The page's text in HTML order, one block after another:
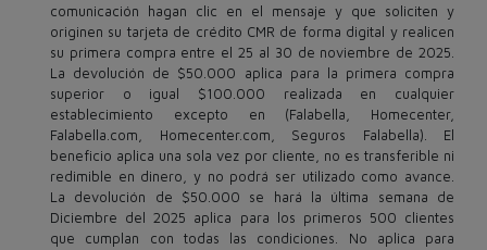
comunicación hagan clic en el mensaje y que soliciten y
originen su tarjeta de crédito CMR de forma digital y realicen
su primera compra entre el 25 al 30 de noviembre de 2025.
La devolución de $50.000 aplica para la primera compra
superior o igual $100.000 realizada en cualquier
establecimiento excepto en (Falabella, Homecenter,
Falabella.com, Homecenter.com, Seguros Falabella). El
beneficio aplica una sola vez por cliente, no es transferible ni
redimible en dinero, y no podrá ser utilizado como avance.
La devolución de $50.000 se hará la última semana de
Diciembre del 2025 aplica para los primeros 500 clientes
que cumplan con todas las condiciones. No aplica para